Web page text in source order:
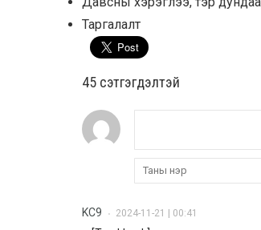
Таргалалт
45 cэтгэгдэлтэй
KC9 • 2024-11-21 | 00:41